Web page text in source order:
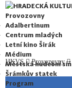
Provozovny
Adalbertinum
Centrum mladých
Letní kino Širák
Médium
Městská hudební síň
Šrámkův statek
Program
HKVS Provozovny